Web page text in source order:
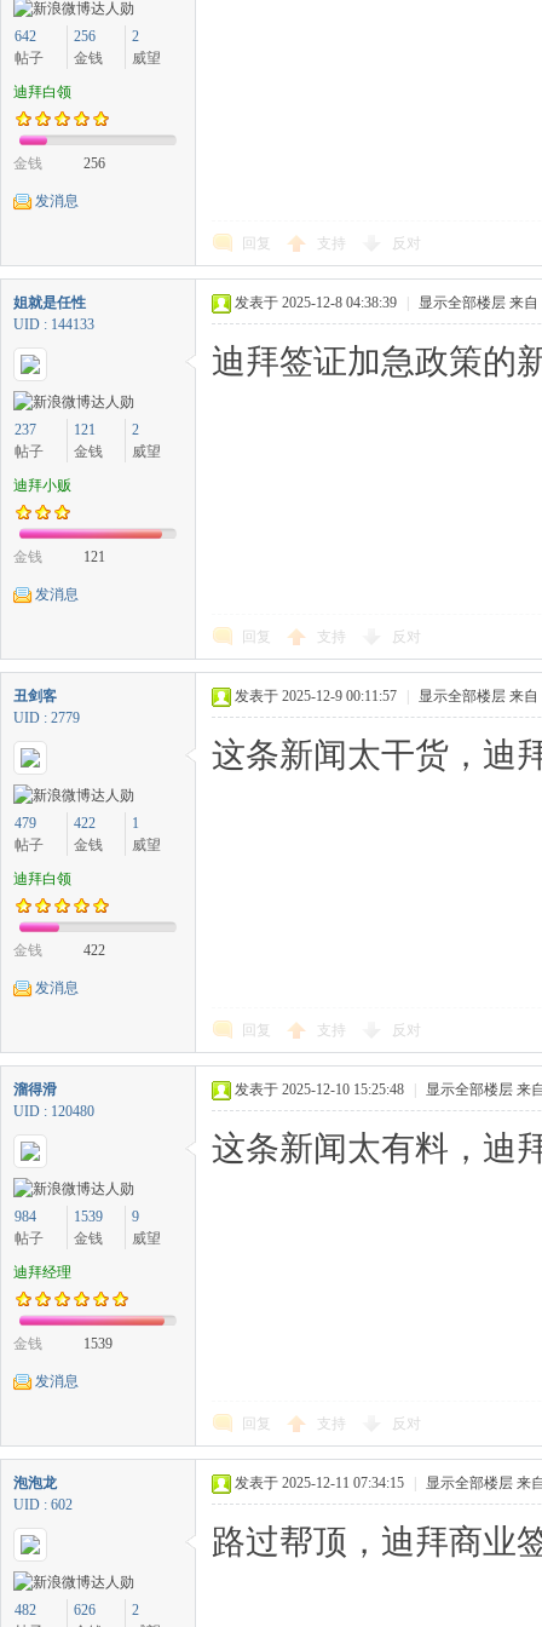
642
帖子
256
金钱
2
威望
迪拜白领
金钱 256
发消息
回复 支持 反对
姐就是任性
UID : 144133
237
帖子
121
金钱
2
威望
迪拜小贩
金钱 121
发消息
发表于 2025-12-8 04:38:39 显示全部楼层 来自
迪拜签证加急政策的
回复 支持 反对
丑剑客
UID : 2779
479
帖子
422
金钱
1
威望
迪拜白领
金钱 422
发消息
发表于 2025-12-9 00:11:57 显示全部楼层 来自
这条新闻太干货，迪
回复 支持 反对
溜得滑
UID : 120480
984
帖子
1539
金钱
9
威望
迪拜经理
金钱 1539
发消息
发表于 2025-12-10 15:25:48 显示全部楼层 来
这条新闻太有料，迪
回复 支持 反对
泡泡龙
UID : 602
482
626
2
发表于 2025-12-11 07:34:15 显示全部楼层 来
路过帮顶，迪拜商业